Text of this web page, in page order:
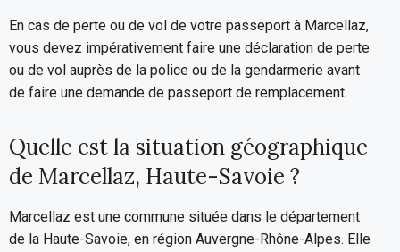
En cas de perte ou de vol de votre passeport à Marcellaz,
vous devez impérativement faire une déclaration de perte
ou de vol auprès de la police ou de la gendarmerie avant
de faire une demande de passeport de remplacement.
Quelle est la situation géographique
de Marcellaz, Haute-Savoie ?
Marcellaz est une commune située dans le département
de la Haute-Savoie, en région Auvergne-Rhône-Alpes. Elle